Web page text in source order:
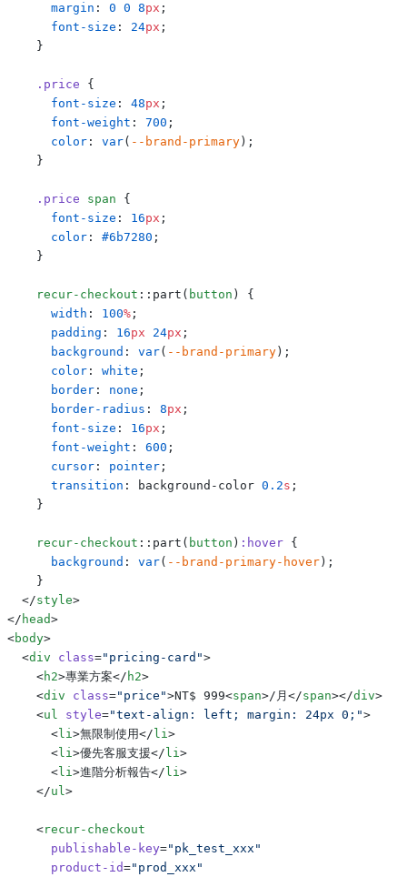
      margin
: 0 0 8px ;
      font-size
: 24px ;
    }
    .price
{
      font-size
: 48px ;
      font-weight
: 700 ;
      color
: var( --brand-primary );
    }
    .price
span {
      font-size
: 16px ;
      color
: #6b7280 ;
    }
    recur-checkout
::part( button ) {
      width
: 100% ;
      padding
: 16px 24px ;
      background
: var( --brand-primary );
      color
: white ;
      border
: none ;
      border-radius
: 8px ;
      font-size
: 16px ;
      font-weight
: 600 ;
      cursor
: pointer ;
      transition
: background-color 0.2s ;
    }
    recur-checkout
::part( button ) :hover {
      background
: var( --brand-primary-hover );
    }
  </
style>
</ head>
<body>
  <
div class="pricing-card">
    <
h2>專業方案</ h2>
    <
div class="price">NT$ 999<span>/月</span></div>
    <
ul style="text-align: left; margin: 24px 0;">
      <
li>無限制使用</ li>
      <
li>優先客服支援</ li>
      <
li>進階分析報告</ li>
    </
ul>
    <
recur-checkout
      publishable-key
="pk_test_xxx"
      product-id
="prod_xxx"